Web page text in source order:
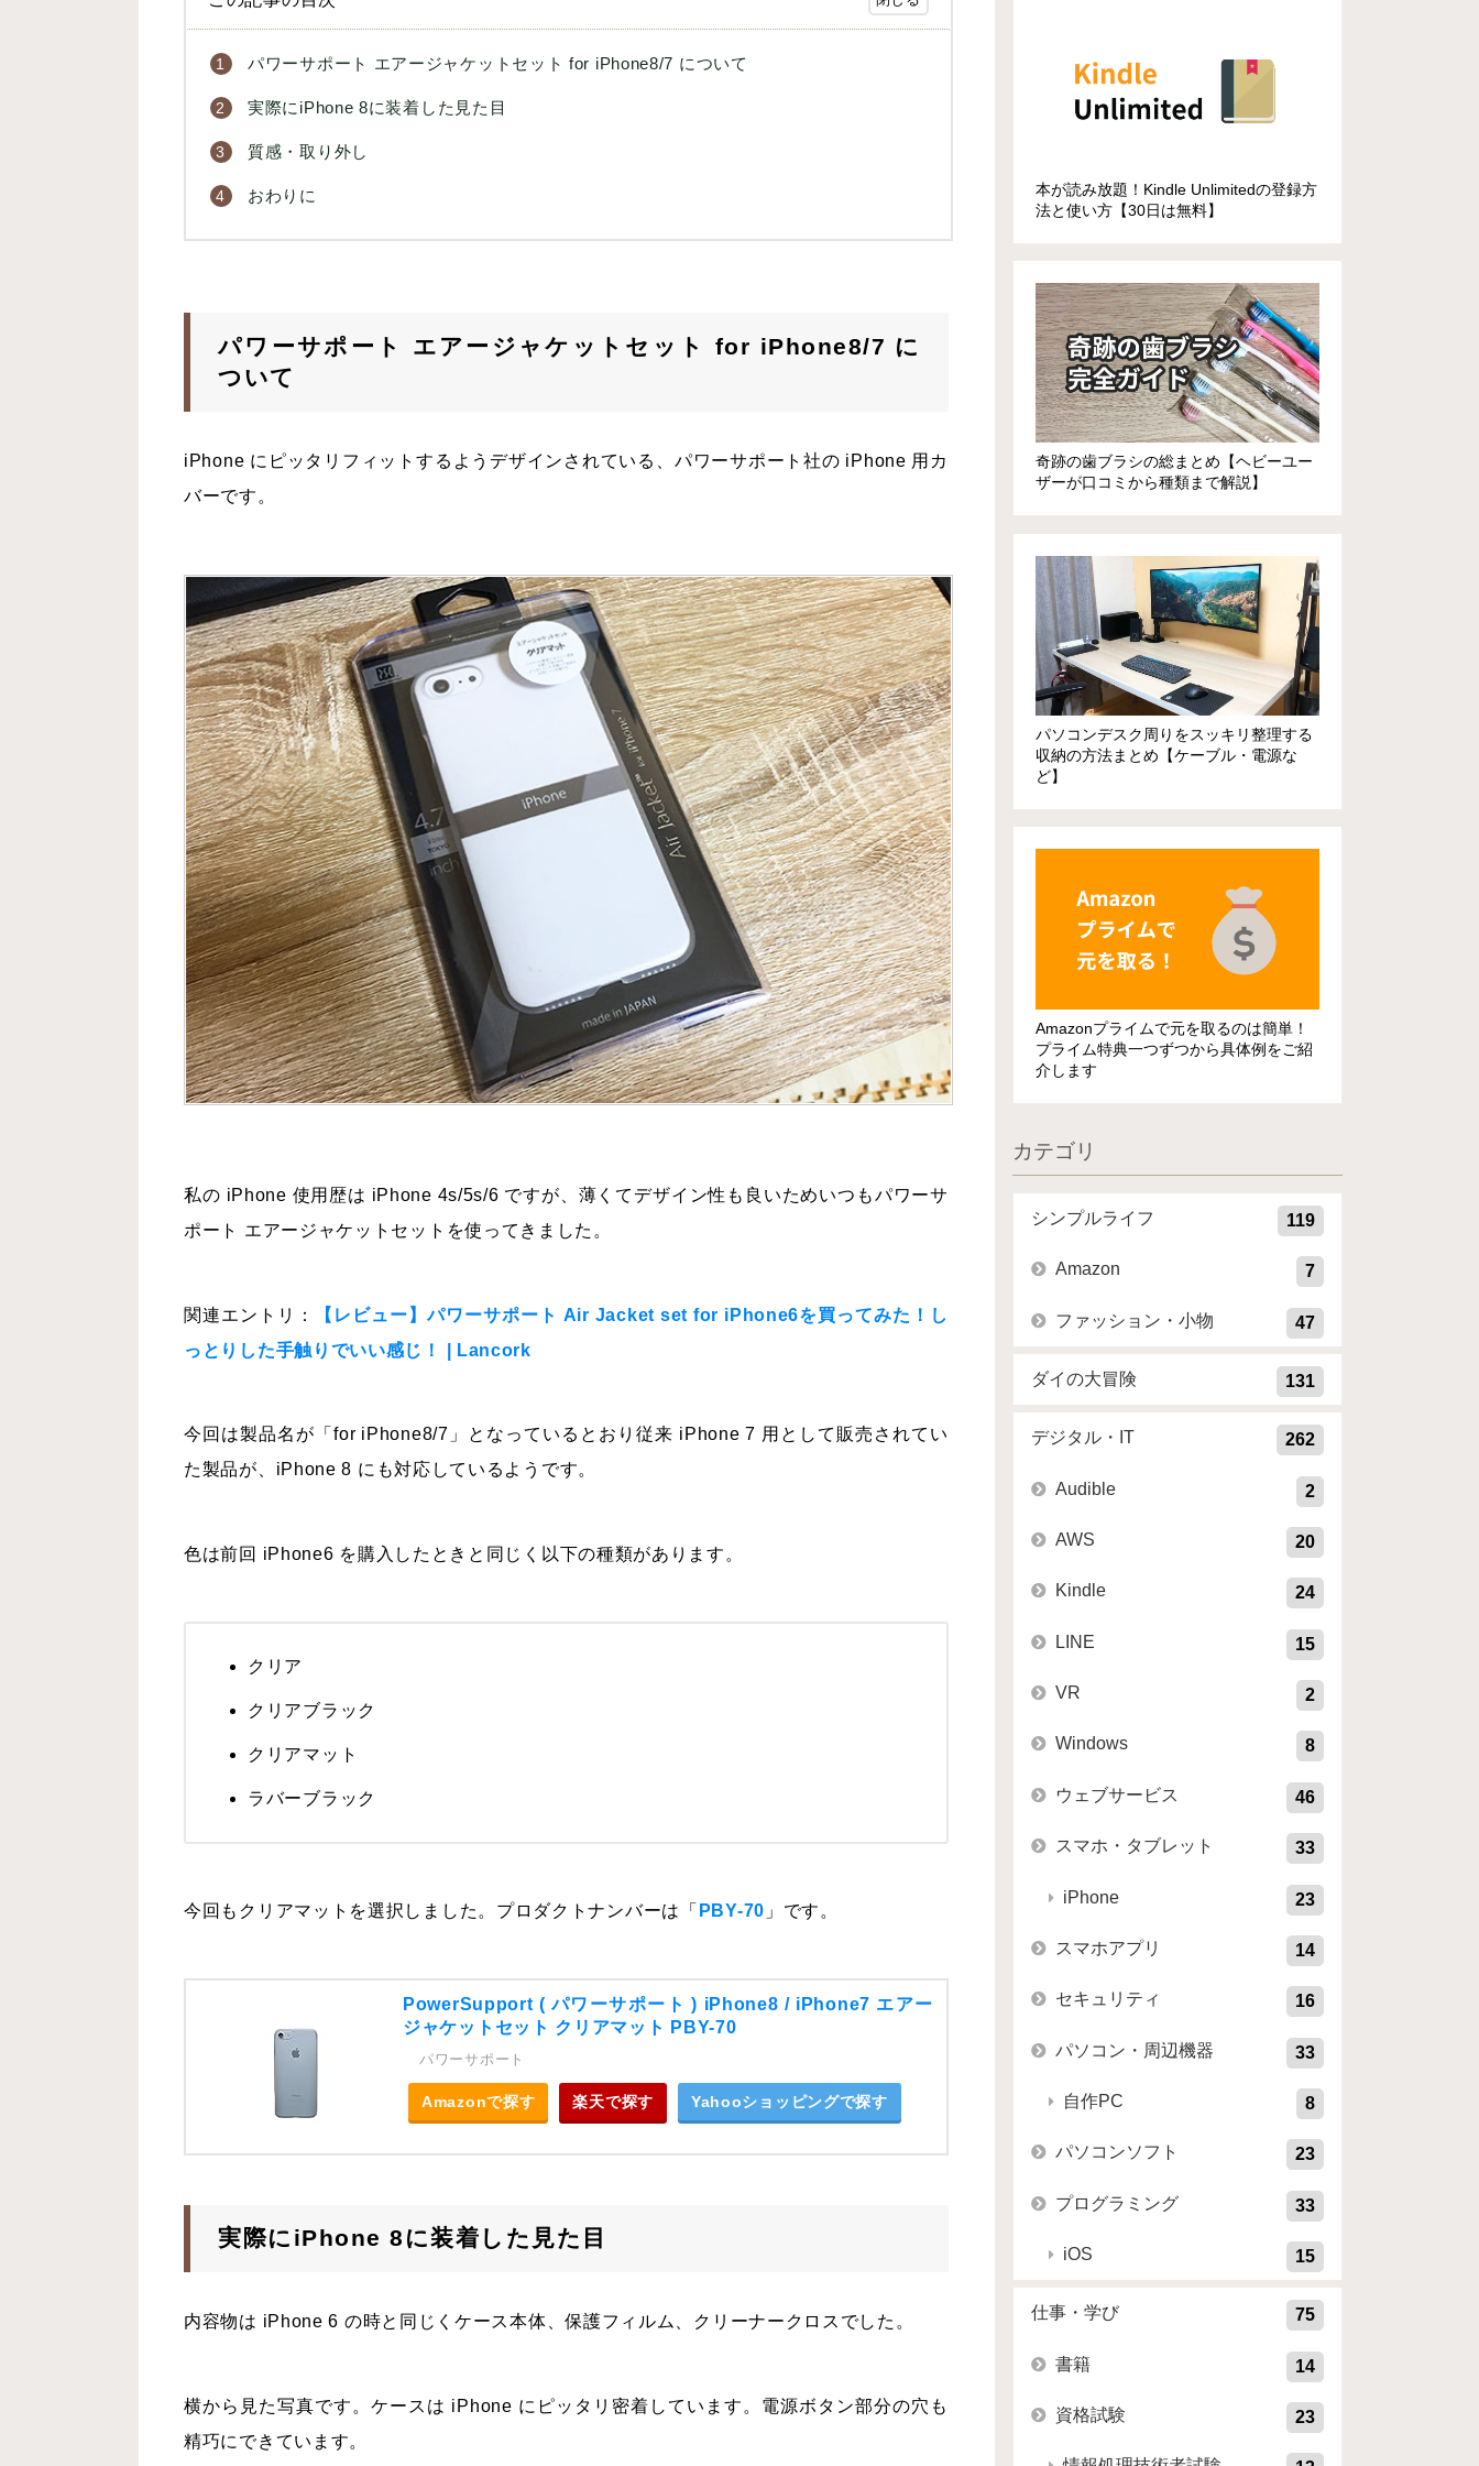
パワーサポート エアージャケットセット for iPhone8/7 について
実際にiPhone 8に装着した見た目
質感・取り外し
おわりに
パワーサポート エアージャケットセット for iPhone8/7 に
ついて
iPhone にピッタリフィットするようデザインされている、パワーサポート社の iPhone 用カ
バーです。
私の iPhone 使用歴は iPhone 4s/5s/6 ですが、薄くてデザイン性も良いためいつもパワーサ
ポート エアージャケットセットを使ってきました。
関連エントリ：
【レビュー】パワーサポート Air Jacket set for iPhone6を買ってみた！し
っとりした手触りでいい感じ！ | Lancork
今回は製品名が「for iPhone8/7」となっているとおり従来 iPhone 7 用として販売されてい
た製品が、iPhone 8 にも対応しているようです。
色は前回 iPhone6 を購入したときと同じく以下の種類があります。
クリア
クリアブラック
クリアマット
ラバーブラック
今回もクリアマットを選択しました。プロダクトナンバーは「 PBY-70 」です。
PowerSupport ( パワーサポート ) iPhone8 / iPhone7 エアー
ジャケットセット クリアマット PBY-70
パワーサポート
Amazonで探す 楽天で探す Yahooショッピングで探す
実際にiPhone 8に装着した見た目
内容物は iPhone 6 の時と同じくケース本体、保護フィルム、クリーナークロスでした。
横から見た写真です。ケースは iPhone にピッタリ密着しています。電源ボタン部分の穴も
精巧にできています。
本が読み放題！Kindle Unlimitedの登録方
法と使い方【30日は無料】
奇跡の歯ブラシの総まとめ【ヘビーユー
ザーが口コミから種類まで解説】
パソコンデスク周りをスッキリ整理する
収納の方法まとめ【ケーブル・電源な
ど】
Amazonプライムで元を取るのは簡単！
プライム特典一つずつから具体例をご紹
介します
カテゴリ
シンプルライフ 119
Amazon 7
ファッション・小物 47
ダイの大冒険 131
デジタル・IT 262
Audible 2
AWS 20
Kindle 24
LINE 15
VR 2
Windows 8
ウェブサービス 46
スマホ・タブレット 33
iPhone 23
スマホアプリ 14
セキュリティ 16
パソコン・周辺機器 33
自作PC 8
パソコンソフト 23
プログラミング 33
iOS 15
仕事・学び 75
書籍 14
資格試験 23